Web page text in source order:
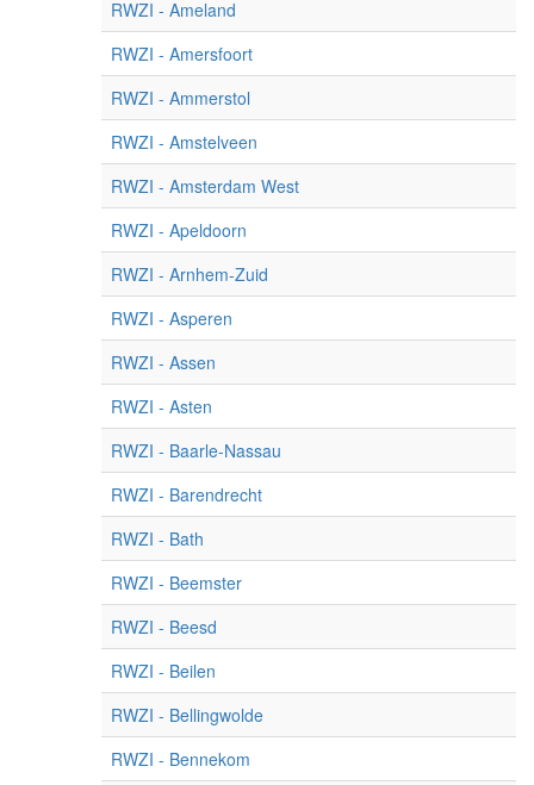
RWZI - Ameland
RWZI - Amersfoort
RWZI - Ammerstol
RWZI - Amstelveen
RWZI - Amsterdam West
RWZI - Apeldoorn
RWZI - Arnhem-Zuid
RWZI - Asperen
RWZI - Assen
RWZI - Asten
RWZI - Baarle-Nassau
RWZI - Barendrecht
RWZI - Bath
RWZI - Beemster
RWZI - Beesd
RWZI - Beilen
RWZI - Bellingwolde
RWZI - Bennekom